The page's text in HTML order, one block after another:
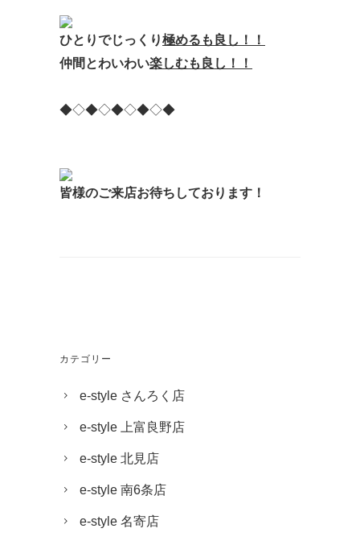
ひとりでじっくり極めるも良し！！
仲間とわいわい楽しむも良し！！
◆◇◆◇◆◇◆◇◆
皆様のご来店お待ちしております！
カテゴリー
e-style さんろく店
e-style 上富良野店
e-style 北見店
e-style 南6条店
e-style 名寄店